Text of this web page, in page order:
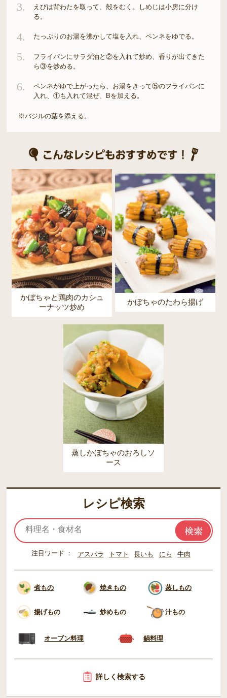
3.
えびは背わたを取って、殻をむく。しめじは小房に分け
る。
4. たっぷりのお湯を沸かして塩を入れ、ペンネをゆでる。
5.
フライパンにサラダ油と②を入れて炒め、香りが出てきた
ら③を炒める。
6.
ペンネがゆで上がったら、お湯をきって⑤のフライパンに
入れ、①も入れて混ぜ、Bを加える。
※バジルの葉を添える。
かぼちゃと鶏肉のカシュ
ーナッツ炒め
かぼちゃのたわら揚げ
蒸しかぼちゃのおろしソ
ース
レシピ検索
注目ワード アスパラ トマト 長いも にら 牛肉
煮もの 焼きもの 蒸しもの
揚げもの 炒めもの 汁もの
オーブン料理 鍋料理
詳しく検索する